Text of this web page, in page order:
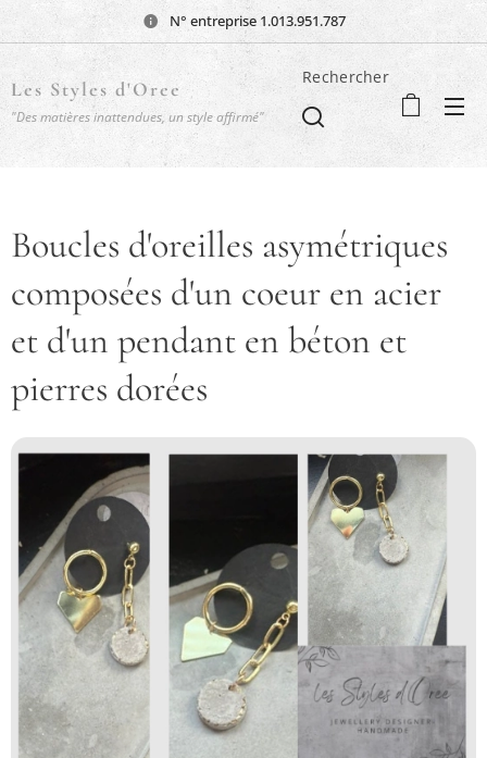
N° entreprise 1.013.951.787
Les Styles d'Oree
"Des matières inattendues, un style affirmé"
Rechercher
Boucles d'oreilles asymétriques
composées d'un coeur en acier
et d'un pendant en béton et
pierres dorées